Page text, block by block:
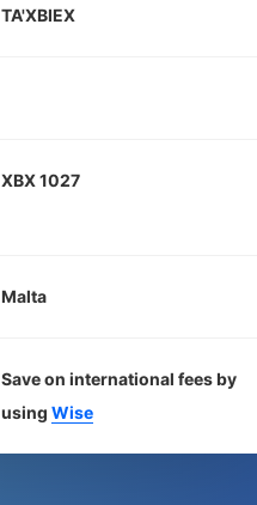
TA'XBIEX
XBX 1027
Malta
Save on international fees by
using Wise